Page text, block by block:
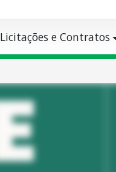
Licitações e Contratos